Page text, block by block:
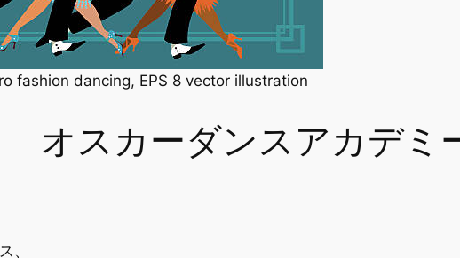
fashion dancing, EPS 8 vector illustration
オスカーダンスアカデミ
、